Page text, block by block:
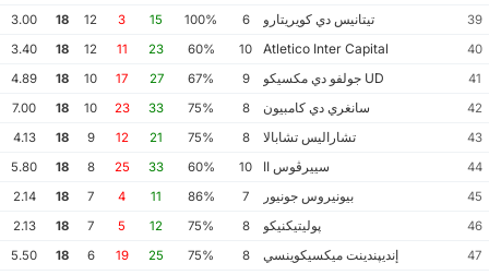
39
تيتانيس دي كويريتارو 6
100%
15
3
12
18
3.00
40
10
60%
23
11
12
18
3.40
41
9
67%
27
17
10
18
4.89
42
سانغري دي كامبيون 8
75%
33
23
10
18
7.00
43
تشاراليس تشابالا 8
75%
21
12
9
18
4.13
44
سييرڤوس II 10
60%
33
25
8
18
5.80
45
بيونيروس جونيور 7
86%
11
4
7
18
2.14
46
پوليتيكنيكو 8
75%
12
5
7
18
2.13
47
إنديپندينت ميكسيكوينسي 8
75%
25
19
6
18
5.50